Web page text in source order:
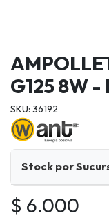
G125 8W -
SKU: 36192
Stock por
$ 6.000